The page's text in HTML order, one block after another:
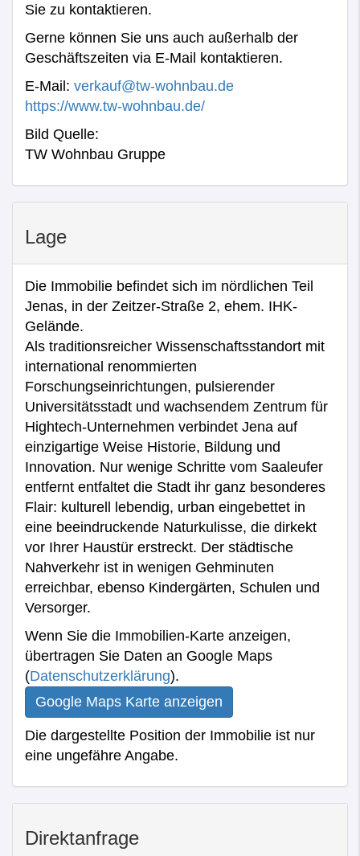
Sie zu kontaktieren.
Gerne können Sie uns auch außerhalb der
Geschäftszeiten via E-Mail kontaktieren.
E-Mail: verkauf@tw-wohnbau.de
https://www.tw-wohnbau.de/
Bild Quelle:
TW Wohnbau Gruppe
Lage
Die Immobilie befindet sich im nördlichen Teil
Jenas, in der Zeitzer-Straße 2, ehem. IHK-
Gelände.
Als traditionsreicher Wissenschaftsstandort mit
international renommierten
Forschungseinrichtungen, pulsierender
Universitätsstadt und wachsendem Zentrum für
Hightech-Unternehmen verbindet Jena auf
einzigartige Weise Historie, Bildung und
Innovation. Nur wenige Schritte vom Saaleufer
entfernt entfaltet die Stadt ihr ganz besonderes
Flair: kulturell lebendig, urban eingebettet in
eine beeindruckende Naturkulisse, die dirkekt
vor Ihrer Haustür erstreckt. Der städtische
Nahverkehr ist in wenigen Gehminuten
erreichbar, ebenso Kindergärten, Schulen und
Versorger.
Wenn Sie die Immobilien-Karte anzeigen,
übertragen Sie Daten an Google Maps
(Datenschutzerklärung).
Google Maps Karte anzeigen
Die dargestellte Position der Immobilie ist nur
eine ungefähre Angabe.
Direktanfrage